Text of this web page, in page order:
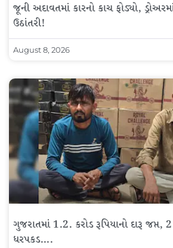
જૂની અદાવતમાં કારનો કાચ ફોડ્યો,
ઉઠાંતરી!
August 8, 2026
ગુજરાતમાં 1.2. કરોડ રૂપિયાનો દારૂ જપ્ત,
ધરપકડ….